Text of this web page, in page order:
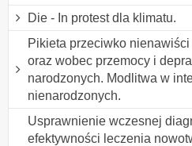
Die - In protest dla klimatu.
Pikieta przeciwko
oraz wobec przemocy i
narodzonych. Modlitwa w
nienarodzonych.
Usprawnienie wczesnej
efektywności leczenia